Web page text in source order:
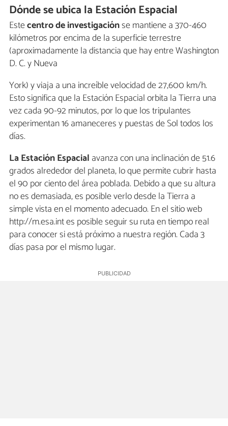
Dónde se ubica la Estación Espacial
Estecentro de investigaciónse mantiene a 370-460
kilómetros por encima de la superficie terrestre
(aproximadamente la distancia que hay entre Washington
D. C. y Nueva
York) y viaja a una increíble velocidad de 27,600 km/h.
Esto significa que la Estación Espacial orbita la Tierra una
vez cada 90-92 minutos, por lo que los tripulantes
experimentan 16 amaneceres y puestas de Sol todos los
días.
La Estación Espacial avanza con una inclinación de 51.6
grados alrededor del planeta, lo que permite cubrir hasta
el 90 por ciento del área poblada. Debido a que su altura
no es demasiada, es posible verlo desde la Tierra a
simple vista en el momento adecuado. En el sitio web
http://m.esa.int es posible seguir su ruta en tiempo real
para conocer si está próximo a nuestra región. Cada 3
días pasa por el mismo lugar.